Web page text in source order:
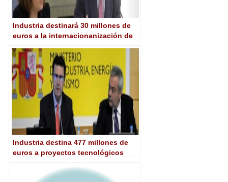
Industria destinará 30 millones de
euros a la internacionanización de
Industria destina 477 millones de
euros a proyectos tecnológicos